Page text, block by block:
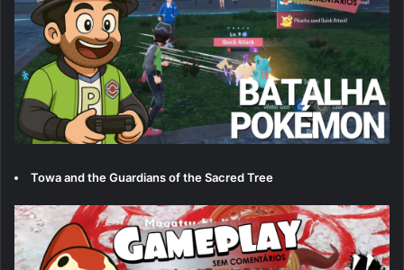
Towa and the Guardians of the Sacred Tree